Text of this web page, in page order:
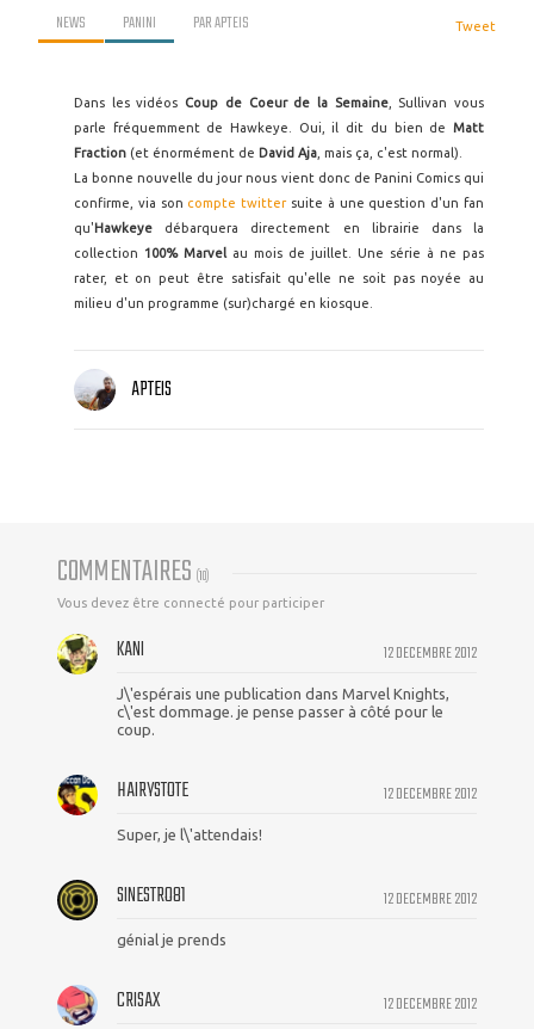
NEWS PANINI PARAPTEIS Tweet
Dans les vidéos Coup de Coeur de la Semaine, Sullivan vous
parle fréquemment de Hawkeye. Oui, il dit du bien de Matt
Fraction (et énormément de David Aja , mais ça, c'est normal).
La bonne nouvelle du jour nous vient donc de Panini Comics qui
confirme, via son compte twitter suite à une question d'un fan
qu'Hawkeye débarquera directement en librairie dans la
collection 100% Marvel au mois de juillet. Une série à ne pas
rater, et on peut être satisfait qu'elle ne soit pas noyée au
milieu d'un programme (sur)chargé en kiosque.
APTEIS
COMMENTAIRES (10)
Vous devez être connecté pour participer
12 DECEMBRE 2012
KANI
J\'espérais une publication dans Marvel Knights,
c\'est dommage. je pense passer à côté pour le
coup.
12 DECEMBRE 2012
HAIRYSTOTE
Super, je l\'attendais!
12 DECEMBRE 2012
SINESTRO81
génial je prends
12 DECEMBRE 2012
CRISAX